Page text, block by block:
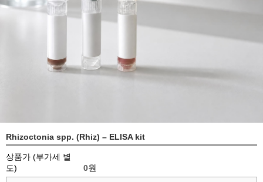
Rhizoctonia spp. (Rhiz) – ELISA kit
상품가 (부가세 별
도)
0원